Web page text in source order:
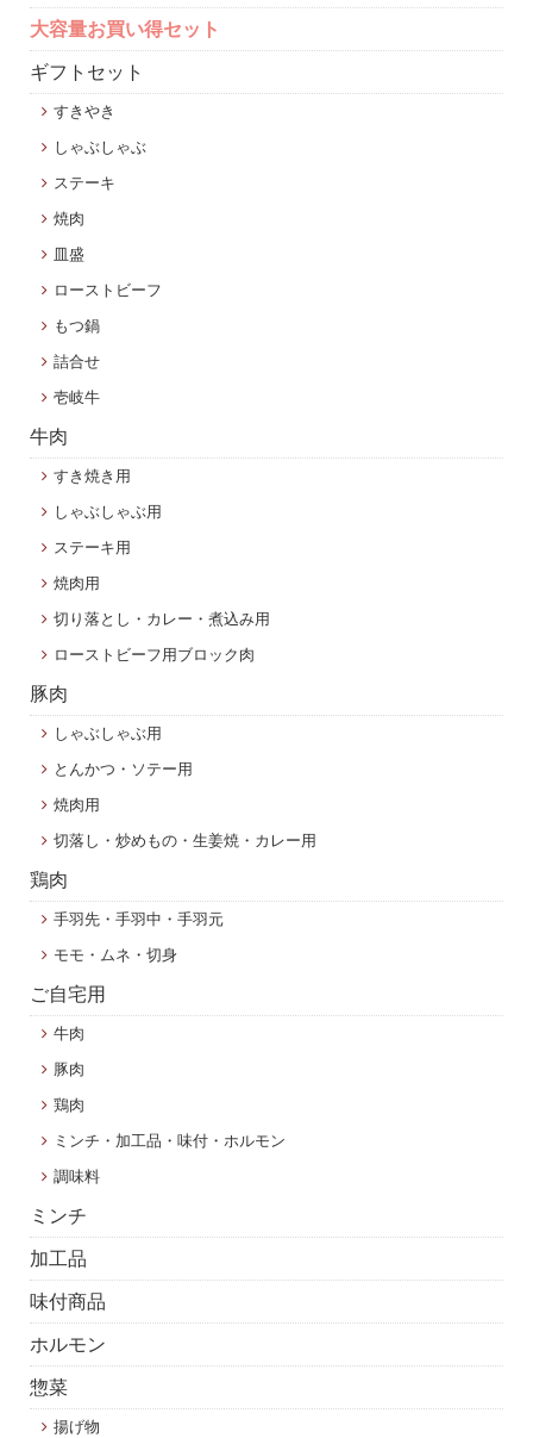
大容量お買い得セット
ギフトセット
すきやき
しゃぶしゃぶ
ステーキ
焼肉
皿盛
ローストビーフ
もつ鍋
詰合せ
壱岐牛
牛肉
すき焼き用
しゃぶしゃぶ用
ステーキ用
焼肉用
切り落とし・カレー・煮込み用
ローストビーフ用ブロック肉
豚肉
しゃぶしゃぶ用
とんかつ・ソテー用
焼肉用
切落し・炒めもの・生姜焼・カレー用
鶏肉
手羽先・手羽中・手羽元
モモ・ムネ・切身
ご自宅用
牛肉
豚肉
鶏肉
ミンチ・加工品・味付・ホルモン
調味料
ミンチ
加工品
味付商品
ホルモン
惣菜
揚げ物